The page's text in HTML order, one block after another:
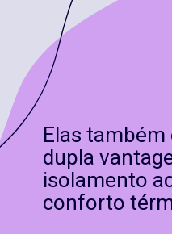
Elas
dupla
isolamento
conforto